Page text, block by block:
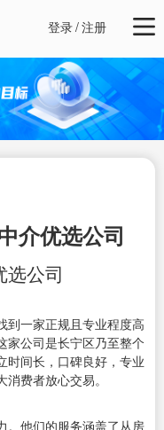
登录/注册
介优选公司
选公司
到一家正规且专业程度高
家公司是长宁区乃至整个
时间长，口碑良好，专业
费者放心交易。
。他们的服务涵盖了从房